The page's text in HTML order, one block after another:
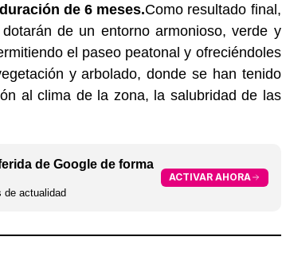
de 6 meses.Como resultado final,
de un entorno armonioso, verde y
el paseo peatonal y ofreciéndoles
y arbolado, donde se han tenido
al clima de la zona, la salubridad de las
de Google de forma
de actualidad
ACTIVAR AHORA